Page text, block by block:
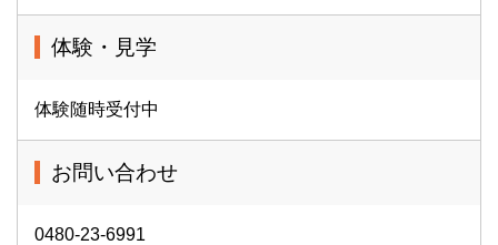
体験・見学
体験随時受付中
お問い合わせ
0480-23-6991